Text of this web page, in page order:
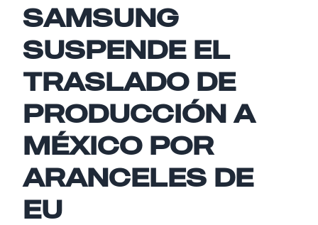
SAMSUNG
SUSPENDE EL
TRASLADO DE
PRODUCCIÓN A
MÉXICO POR
ARANCELES DE
EU
Nombre
Email